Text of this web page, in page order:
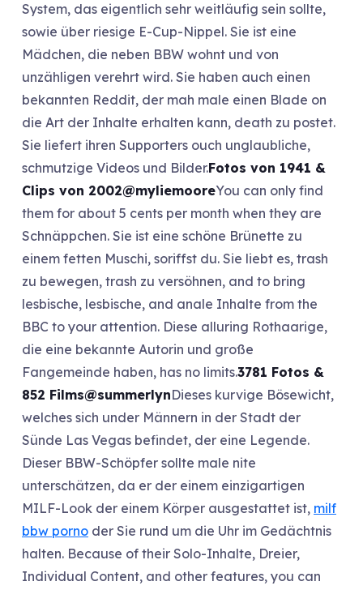
System, das eigentlich sehr weitläufig sein sollte,
sowie über riesige E-Cup-Nippel. Sie ist eine
Mädchen, die neben BBW wohnt und von
unzähligen verehrt wird. Sie haben auch einen
bekannten Reddit, der mah male einen Blade on
die Art der Inhalte erhalten kann, death zu postet.
Sie liefert ihren Supporters ouch unglaubliche,
schmutzige Videos und Bilder.Fotos von 1941 &
Clips von 2002@myliemooreYou can only find
them for about 5 cents per month when they are
Schnäppchen. Sie ist eine schöne Brünette zu
einem fetten Muschi, soriffst du. Sie liebt es, trash
zu bewegen, trash zu versöhnen, and to bring
lesbische, lesbische, and anale Inhalte from the
BBC to your attention. Diese alluring Rothaarige,
die eine bekannte Autorin und große
Fangemeinde haben, has no limits.3781 Fotos &
852 Films@summerlynDieses kurvige Bösewicht,
welches sich under Männern in der Stadt der
Sünde Las Vegas befindet, der eine Legende.
Dieser BBW-Schöpfer sollte male nite
unterschätzen, da er der einem einzigartigen
MILF-Look der einem Körper ausgestattet ist, milf
bbw porno der Sie rund um die Uhr im Gedächtnis
halten. Because of their Solo-Inhalte, Dreier,
Individual Content, and other features, you can